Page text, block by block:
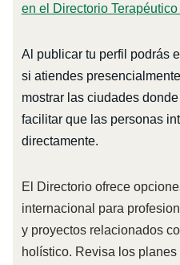
en el Directorio
Al publicar tu perfil podrás
si atiendes
mostrar las ciudades
facilitar que las personas
directamente.
El Directorio ofrece
internacional para
y proyectos relacionados
holístico. Revisa los